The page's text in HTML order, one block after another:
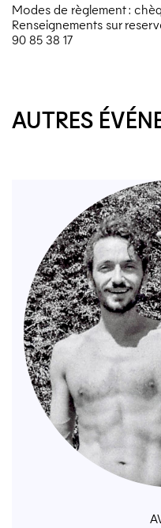
Modes de règlement :
Renseignements sur
90 85 38 17
AUTRES